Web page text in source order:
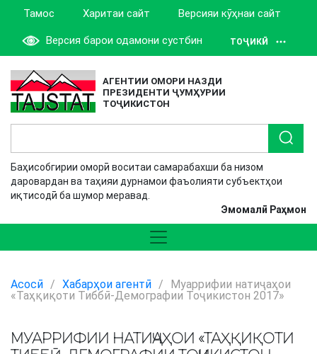
Тамос Харитаи сайт Версияи кӯҳнаи сайт
Версия барои одамони сустбин ТОҶИКӢ
АГЕНТИИ ОМОРИ НАЗДИ
ПРЕЗИДЕНТИ ҶУМҲУРИИ
ТОҶИКИСТОН
Баҳисобгирии оморӣ воситаи самарабахши ба низом
даровардан ва таҳияи дурнамои фаъолияти субъектҳои
иқтисодӣ ба шумор меравад.
Эмомалӣ Раҳмон
Асосӣ / Хабарҳои агентӣ /
Муаррифии натиҷаҳои
«Таҳқиқоти Тиббӣ-Демографии Тоҷикистон 2017»
МУАРРИФИИ НАТИҶАҲОИ «ТАҲҚИҚОТИ